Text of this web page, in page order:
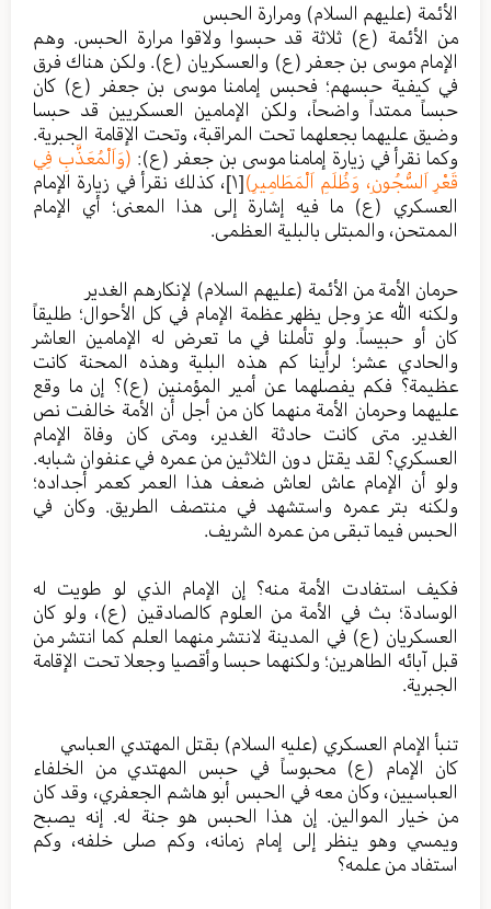
الأئمة (عليهم السلام) ومرارة الحبس
من الأئمة (ع) ثلاثة قد حبسوا ولاقوا مرارة الحبس. وهم
الإمام موسى بن جعفر (ع) والعسكريان (ع). ولكن هناك فرق
في كيفية حبسهم؛ فحبس إمامنا موسى بن جعفر (ع) كان
حبساً ممتداً واضحاً، ولكن الإمامين العسكريين قد حبسا
وضيق عليهما بجعلهما تحت المراقبة، وتحت الإقامة الجبرية.
وكما نقرأ في زيارة إمامنا موسى بن جعفر (ع): (وَاَلْمُعَذَّبِ فِي
قَعْرِ اَلسُّجُونِ، وَظُلَمِ اَلْمَطَامِيرِ)[١] ، كذلك نقرأ في زيارة الإمام
العسكري (ع) ما فيه إشارة إلى هذا المعنى؛ أي الإمام
الممتحن، والمبتلى بالبلية العظمى.
حرمان الأمة من الأئمة (عليهم السلام) لإنكارهم الغدير
ولكنه الله عز وجل يظهر عظمة الإمام في كل الأحوال؛ طليقاً
كان أو حبيساً. ولو تأملنا في ما تعرض له الإمامين العاشر
والحادي عشر؛ لرأينا كم هذه البلية وهذه المحنة كانت
عظيمة؟ فكم يفصلهما عن أمير المؤمنين (ع)؟ إن ما وقع
عليهما وحرمان الأمة منهما كان من أجل أن الأمة خالفت نص
الغدير. متى كانت حادثة الغدير، ومتى كان وفاة الإمام
العسكري؟ لقد يقتل دون الثلاثين من عمره في عنفوان شبابه.
ولو أن الإمام عاش لعاش ضعف هذا العمر كعمر أجداده؛
ولكنه بتر عمره واستشهد في منتصف الطريق. وكان في
الحبس فيما تبقى من عمره الشريف.
فكيف استفادت الأمة منه؟ إن الإمام الذي لو طويت له
الوسادة؛ بث في الأمة من العلوم كالصادقين (ع)، ولو كان
العسكريان (ع) في المدينة لانتشر منهما العلم كما انتشر من
قبل آبائه الطاهرين؛ ولكنهما حبسا وأقصيا وجعلا تحت الإقامة
الجبرية.
تنبأ الإمام العسكري (عليه السلام) بقتل المهتدي العباسي
كان الإمام (ع) محبوساً في حبس المهتدي من الخلفاء
العباسيين، وكان معه في الحبس أبو هاشم الجعفري، وقد كان
من خيار الموالين. إن هذا الحبس هو جنة له. إنه يصبح
ويمسي وهو ينظر إلى إمام زمانه، وكم صلى خلفه، وكم
استفاد من علمه؟